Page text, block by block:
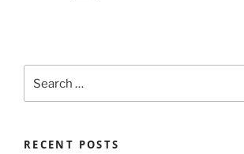
for:
RECENT POSTS